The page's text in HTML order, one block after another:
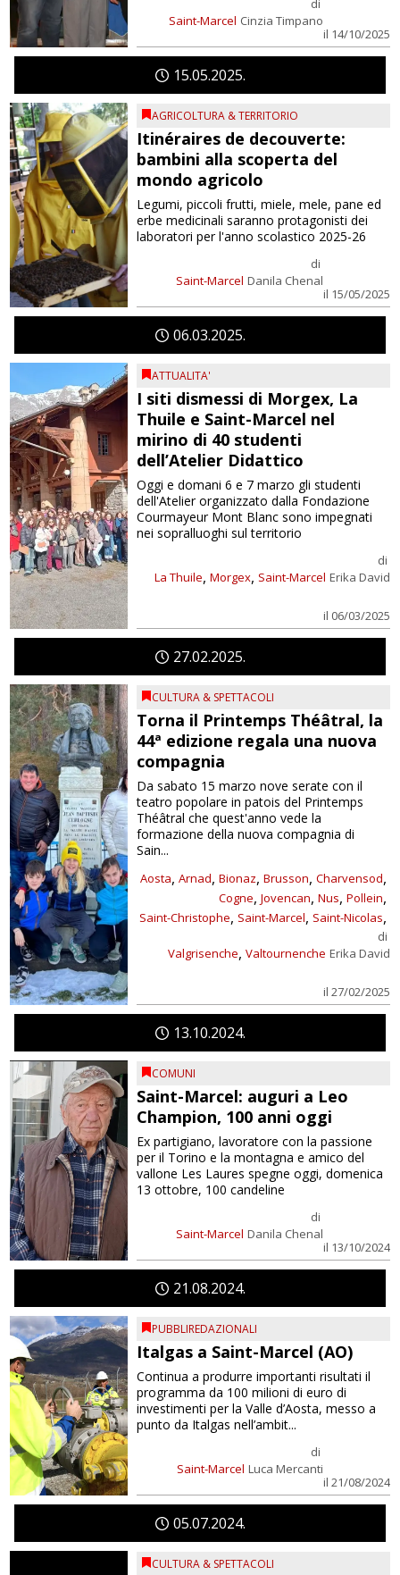
Saint-Marcel
di
Cinzia Timpano
il 14/10/2025
1505 2025
AGRICOLTURA & TERRITORIO
Itinéraires de decouverte:
bambini alla scoperta del
mondo agricolo
Saint-Marcel
di
Danila Chenal
il 15/05/2025
Legumi, piccoli frutti, miele, mele, pane ed
erbe medicinali saranno protagonisti dei
laboratori per l'anno scolastico 2025-26
0603 2025
ATTUALITA'
I siti dismessi di Morgex, La
Thuile e Saint-Marcel nel
mirino di 40 studenti
dell’Atelier Didattico
La Thuile, Morgex, Saint-Marcel
di
Erika David
il 06/03/2025
Oggi e domani 6 e 7 marzo gli studenti
dell'Atelier organizzato dalla Fondazione
Courmayeur Mont Blanc sono impegnati
nei sopralluoghi sul territorio
2702 2025
CULTURA & SPETTACOLI
Torna il Printemps Théâtral, la
44ª edizione regala una nuova
compagnia
Aosta, Arnad, Bionaz, Brusson, Charvensod,
Cogne, Jovencan, Nus, Pollein,
Saint-Christophe, Saint-Marcel, Saint-Nicolas,
Valgrisenche, Valtournenche
di
Erika David
il 27/02/2025
Da sabato 15 marzo nove serate con il
teatro popolare in patois del Printemps
Théâtral che quest'anno vede la
formazione della nuova compagnia di
Sain...
13 10 2024
COMUNI
Saint-Marcel: auguri a Leo
Champion, 100 anni oggi
Saint-Marcel
di
Danila Chenal
il 13/10/2024
Ex partigiano, lavoratore con la passione
per il Torino e la montagna e amico del
vallone Les Laures spegne oggi, domenica
13 ottobre, 100 candeline
21 08 2024
PUBBLIREDAZIONALI
Italgas a Saint-Marcel (AO)
Saint-Marcel
di
Luca Mercanti
il 21/08/2024
Continua a produrre importanti risultati il
programma da 100 milioni di euro di
investimenti per la Valle d’Aosta, messo a
punto da Italgas nell’ambit...
0507 2024
CULTURA & SPETTACOLI